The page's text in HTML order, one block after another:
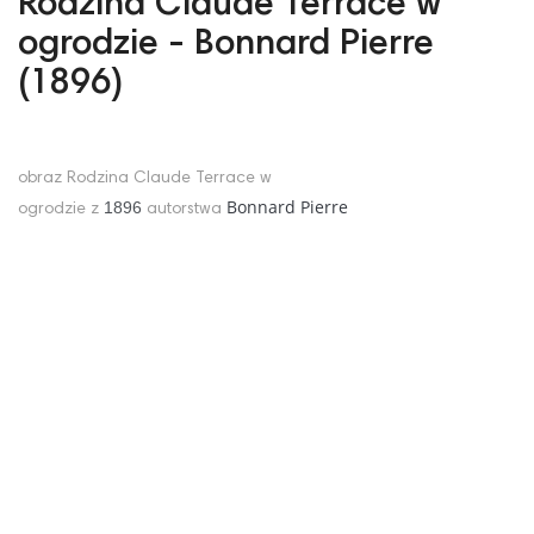
ogrodzie - Bonnard Pierre
(1896)
obraz Rodzina Claude Terrace w
ogrodzie z 1896 autorstwa Bonnard Pierre